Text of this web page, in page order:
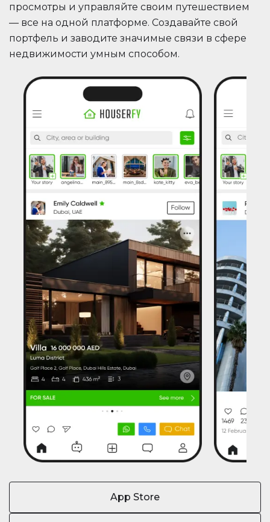
просмотры и управляйте своим путешествием
— все на одной платформе. Создавайте свой
портфель и заводите значимые связи в сфере
недвижимости умным способом.
App Store